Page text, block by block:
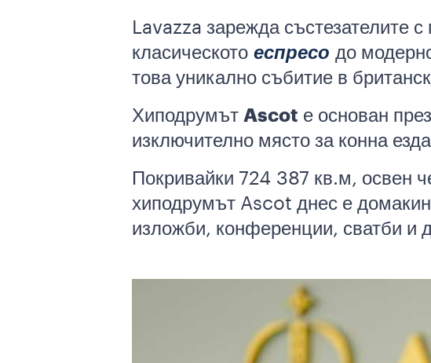
Lavazza зарежда състезателите
класическото еспресо до
това уникално събитие в
ХиподрумътAscot е основан
изключително място за конна
Покривайки 724 387 кв.м, освен
хиподрумът Ascot днес е
изложби, конференции, сватби и